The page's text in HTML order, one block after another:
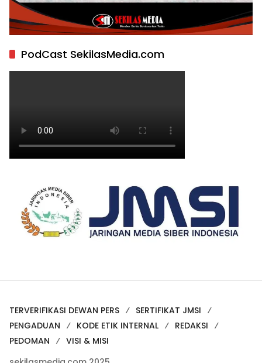
PodCast SekilasMedia.com
TERVERIFIKASI DEWAN PERS
SERTIFIKAT JMSI
PENGADUAN
KODE ETIK INTERNAL
REDAKSI
PEDOMAN
VISI & MISI